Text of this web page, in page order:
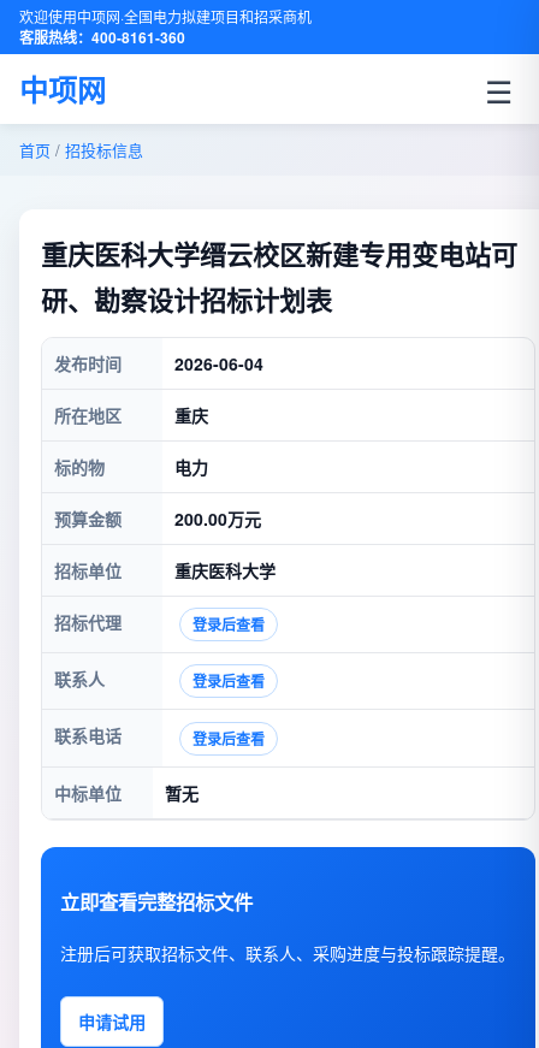
欢迎使用中项网·全国电力拟建项目和招采商机
客服热线：400-8161-360
中项网 ☰
首页 / 招投标信息
重庆医科大学缙云校区新建专用变电站可
研、勘察设计招标计划表
发布时间 2026-06-04
所在地区 重庆
标的物 电力
预算金额 200.00万元
招标单位 重庆医科大学
招标代理 登录后查看
联系人 登录后查看
联系电话 登录后查看
中标单位 暂无
立即查看完整招标文件
注册后可获取招标文件、联系人、采购进度与投标跟踪提醒。
申请试用